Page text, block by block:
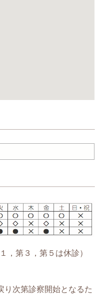
，第３，第５は休診）
り次第診察開始となるた